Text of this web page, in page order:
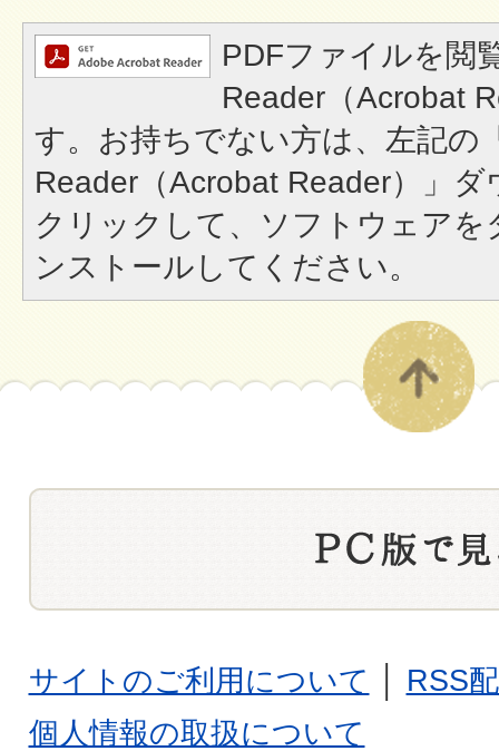
PDFファイルを閲
Reader（Acrobat
す。お持ちでない方は、左記の
Reader（Acrobat Reader）」
クリックして、ソフトウェア
ンストールしてください。
サイトのご利用について
RSS
個人情報の取扱について